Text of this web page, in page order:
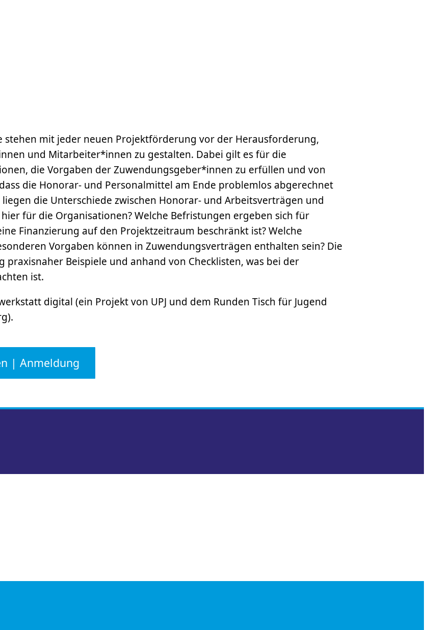
stehen mit jeder neuen Projektförderung vor der Herausforderung,
und Mitarbeiter*innen zu gestalten. Dabei gilt es für die
die Vorgaben der Zuwendungsgeber*innen zu erfüllen und von
die Honorar- und Personalmittel am Ende problemlos abgerechnet
die Unterschiede zwischen Honorar- und Arbeitsverträgen und
für die Organisationen? Welche Befristungen ergeben sich für
Finanzierung auf den Projektzeitraum beschränkt ist? Welche
Vorgaben können in Zuwendungsverträgen enthalten sein? Die
Beispiele und anhand von Checklisten, was bei der
ist.
digital (ein Projekt von UPJ und dem Runden Tisch für Jugend
| Anmeldung